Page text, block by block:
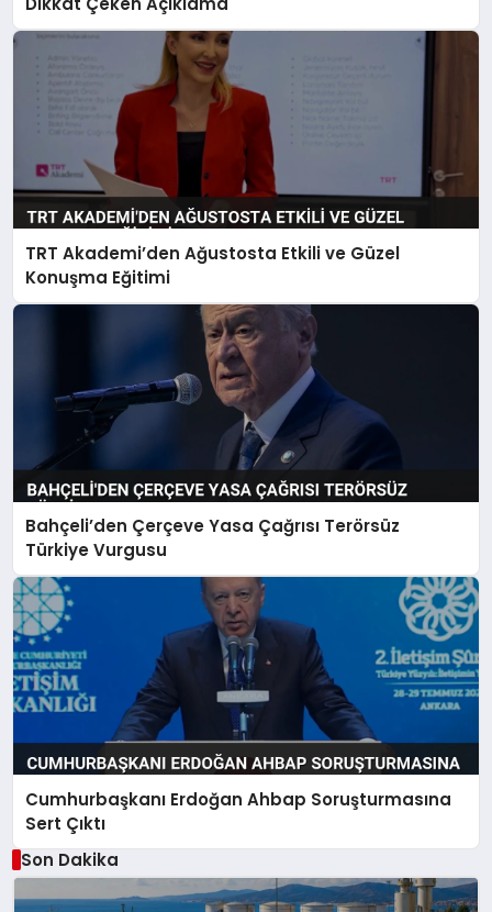
TRT Akademi’den Ağustosta Etkili ve Güzel
Konuşma Eğitimi
Bahçeli’den Çerçeve Yasa Çağrısı Terörsüz
Türkiye Vurgusu
Cumhurbaşkanı Erdoğan Ahbap Soruşturmasına
Sert Çıktı
Son Dakika